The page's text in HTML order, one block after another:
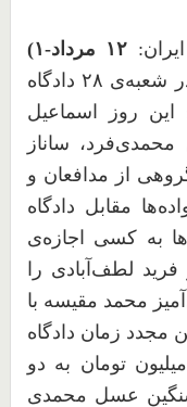
۱۲ مرداد-۱)
شعبه‌ی ۲۸ دادگاه
روز اسماعیل
ساناز
از مدافعان و
‏مقابل دادگاه
به کسی اجازه‌ی
فرید لطف‌آبادی را
محمد مقیسه با
مجدد زمان دادگاه
تومان به دو
سنگین عسل محمدی